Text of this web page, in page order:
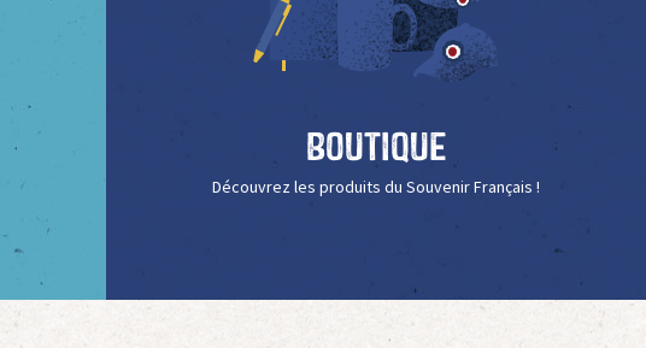
Boutique
Découvrez les produits du Souvenir Français !